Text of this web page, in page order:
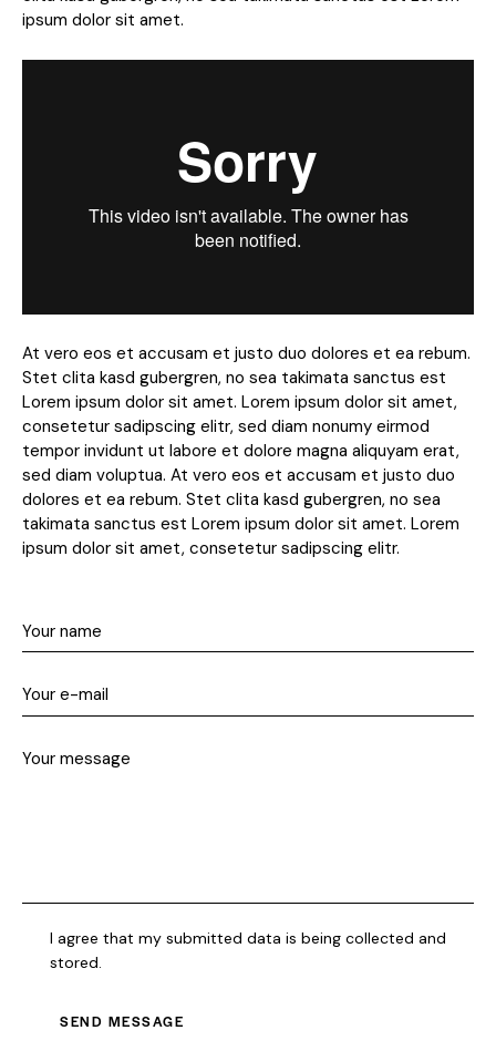
ipsum dolor sit amet.
At vero eos et accusam et justo duo dolores et ea rebum.
Stet clita kasd gubergren, no sea takimata sanctus est
Lorem ipsum dolor sit amet. Lorem ipsum dolor sit amet,
consetetur sadipscing elitr, sed diam nonumy eirmod
tempor invidunt ut labore et dolore magna aliquyam erat,
sed diam voluptua. At vero eos et accusam et justo duo
dolores et ea rebum. Stet clita kasd gubergren, no sea
takimata sanctus est Lorem ipsum dolor sit amet. Lorem
ipsum dolor sit amet, consetetur sadipscing elitr.
I agree that my submitted data is being collected and
stored.
SEND MESSAGE